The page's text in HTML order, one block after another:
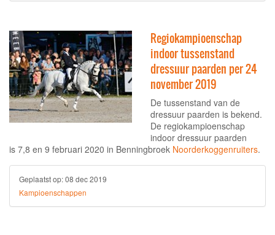
Regiokampioenschap
indoor tussenstand
dressuur paarden per 24
november 2019
De tussenstand van de
dressuur paarden is bekend.
De regiokampioenschap
indoor dressuur paarden
is 7,8 en 9 februari 2020 in Benningbroek Noorderkoggenruiters.
Geplaatst op:08 dec 2019
Kampioenschappen